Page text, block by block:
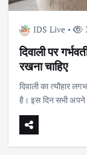
IDS Live
दिवाली पर
रखना चाहिए
दिवाली का त्यौहार
है। इस दिन सभी अपने